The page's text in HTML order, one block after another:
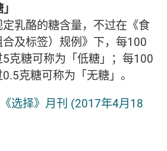
乳酪的糖含量，不过在《食
及标签）规例》下，每100
克糖可称为「低糖」；每100
克糖可称为「无糖」。
选择》月刊 (2017年4月18